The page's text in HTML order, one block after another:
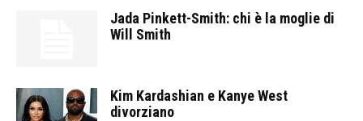
Jada Pinkett-Smith: chi è la moglie di
Will Smith
Kim Kardashian e Kanye West
divorziano